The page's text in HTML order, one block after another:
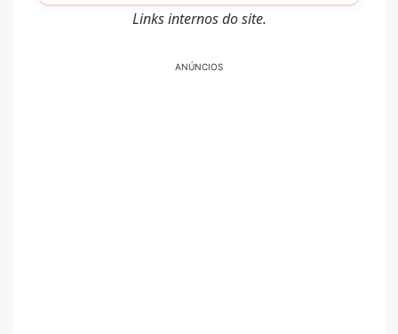
Links internos do site.
ANÚNCIOS